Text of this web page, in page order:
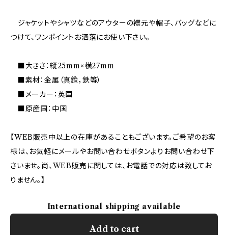
ジャケットやシャツなどのアウターの襟元や帽子、バッグなどに
つけて、ワンポイントお洒落にお使い下さい。
■大きさ：縦25mm×横27mm
■素材：金属（真鍮，鉄等）
■メーカー：英国
■原産国：中国
【WEB販売中以上の在庫があることもございます。ご希望のお客
様は、お気軽にメールやお問い合わせボタンよりお問い合わせ下
さいませ。尚、WEB販売に関しては、お電話での対応は致してお
りません。】
International shipping available
Add to cart